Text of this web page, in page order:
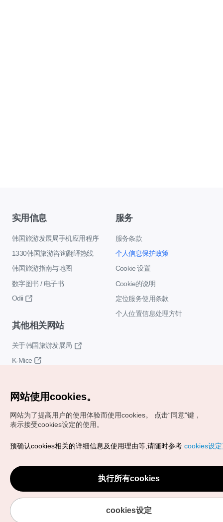
实用信息
韩国旅游发展局手机应用程序
1330韩国旅游咨询翻译热线
韩国旅游指南与地图
数字图书 / 电子书
Odii
服务
服务条款
个人信息保护政策
Cookie 设置
Cookie的说明
定位服务使用条款
个人位置信息处理方针
其他相关网站
关于韩国旅游发展局
K-Mice
Copyrights (c) 韩国旅游发展局版权所有
VISITKOREA官方邮箱
chnsim@knto.or.kr
网站使用cookies。
网站为了提高用户的使用体验而使用cookies。
点击“同意"键，
表示接受cookies设定的使用。
预确认cookies相关的详细信息及使用理由等,请随时参考 cookies设
执行所有cookies
cookies设定